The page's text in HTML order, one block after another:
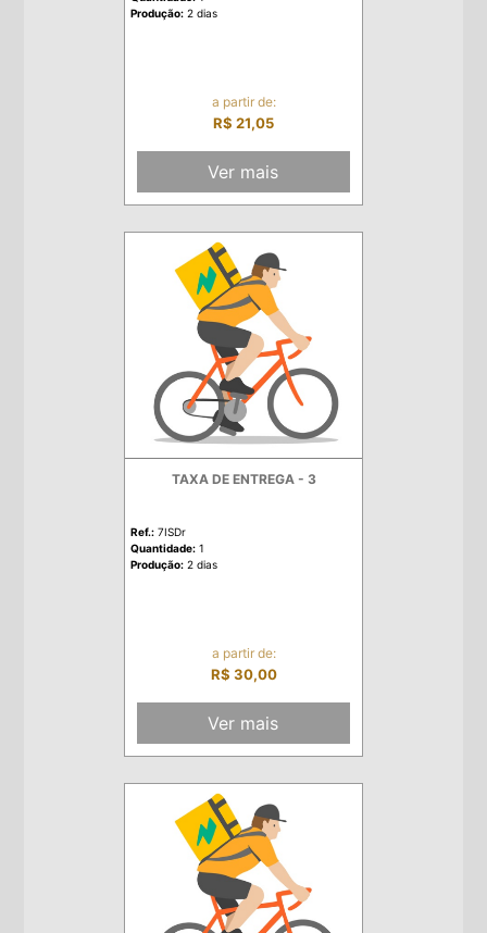
Produção: 2 dias
a partir de:
R$ 21,05
Ver mais
TAXA DE ENTREGA - 3
Ref.: 7ISDr
Quantidade: 1
Produção: 2 dias
a partir de:
R$ 30,00
Ver mais